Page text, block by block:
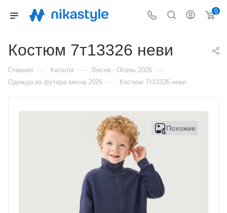
0
Костюм 7т13326 неви
Главная — Каталог — Весна - Осень 2026 —
Одежда из футера весна 2026 — Костюм 7т13326 неви
Похожие